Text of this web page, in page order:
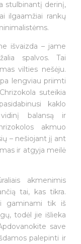
stulbinantį derinį,
ilgaamžiai rankų
išvaizda – jame
spalvos. Tai
vilties nešėju.
lengviau priimti
suteikia
kaklo
balansą ir
akmuo
– nešiojant jį ant
ir atgyja meilė
akmenimis
tai, kas tikra.
gaminami tik iš
todėl jie išlieka
save
palepinti ir